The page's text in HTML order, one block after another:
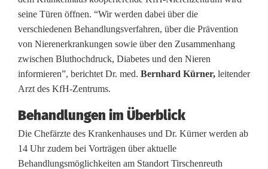
s
c
h
e
n
r
e
seine Türen öffnen. “Wir werden dabei über die
verschiedenen Behandlungsverfahren, über die Prävention
von Nierenerkrankungen sowie über den Zusammenhang
zwischen Bluthochdruck, Diabetes und den Nieren
informieren”, berichtet Dr. med. Bernhard Kürner, leitender
Arzt des KfH-Zentrums.
Behandlungen im Überblick
Die Chefärzte des Krankenhauses und Dr. Kürner werden ab
14 Uhr zudem bei Vorträgen über aktuelle
Behandlungsmöglichkeiten am Standort Tirschenreuth